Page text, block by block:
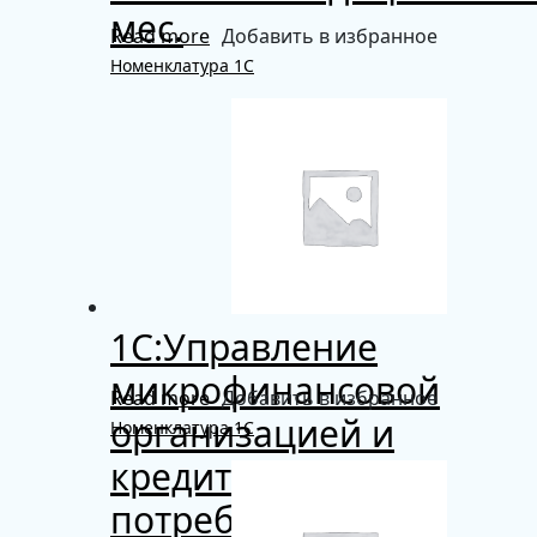
мес.
Read more Добавить в избранное
Номенклатура 1С
1C:Управление
микрофинансовой
организацией и
кредитным
потребительским
Read more Добавить в избранное
Номенклатура 1С